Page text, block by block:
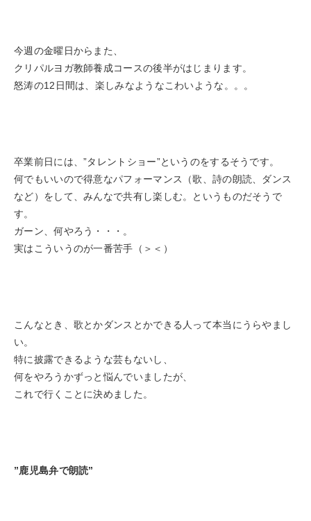
今週の金曜日からまた、
クリパルヨガ教師養成コースの後半がはじまります。
怒涛の12日間は、楽しみなようなこわいような。。。
卒業前日には、”タレントショー”というのをするそうです。
何でもいいので得意なパフォーマンス（歌、詩の朗読、ダンス
など）をして、みんなで共有し楽しむ。というものだそうで
す。
ガーン、何やろう・・・。
実はこういうのが一番苦手（＞＜）
こんなとき、歌とかダンスとかできる人って本当にうらやまし
い。
特に披露できるような芸もないし、
何をやろうかずっと悩んでいましたが、
これで行くことに決めました。
”鹿児島弁で朗読”